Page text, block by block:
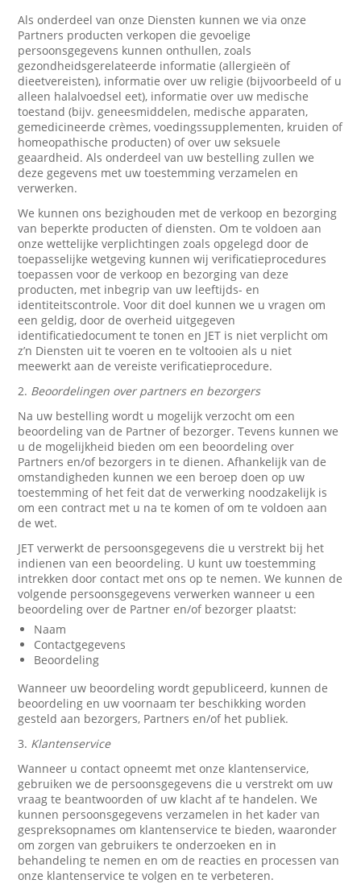
Als onderdeel van onze Diensten kunnen we via onze
Partners producten verkopen die gevoelige
persoonsgegevens kunnen onthullen, zoals
gezondheidsgerelateerde informatie (allergieën of
dieetvereisten), informatie over uw religie (bijvoorbeeld of u
alleen halalvoedsel eet), informatie over uw medische
toestand (bijv. geneesmiddelen, medische apparaten,
gemedicineerde crèmes, voedingssupplementen, kruiden of
homeopathische producten) of over uw seksuele
geaardheid. Als onderdeel van uw bestelling zullen we
deze gegevens met uw toestemming verzamelen en
verwerken.
We kunnen ons bezighouden met de verkoop en bezorging
van beperkte producten of diensten. Om te voldoen aan
onze wettelijke verplichtingen zoals opgelegd door de
toepasselijke wetgeving kunnen wij verificatieprocedures
toepassen voor de verkoop en bezorging van deze
producten, met inbegrip van uw leeftijds- en
identiteitscontrole. Voor dit doel kunnen we u vragen om
een geldig, door de overheid uitgegeven
identificatiedocument te tonen en JET is niet verplicht om
z’n Diensten uit te voeren en te voltooien als u niet
meewerkt aan de vereiste verificatieprocedure.
2. Beoordelingen over partners en bezorgers
Na uw bestelling wordt u mogelijk verzocht om een
beoordeling van de Partner of bezorger. Tevens kunnen we
u de mogelijkheid bieden om een beoordeling over
Partners en/of bezorgers in te dienen. Afhankelijk van de
omstandigheden kunnen we een beroep doen op uw
toestemming of het feit dat de verwerking noodzakelijk is
om een contract met u na te komen of om te voldoen aan
de wet.
JET verwerkt de persoonsgegevens die u verstrekt bij het
indienen van een beoordeling. U kunt uw toestemming
intrekken door contact met ons op te nemen. We kunnen de
volgende persoonsgegevens verwerken wanneer u een
beoordeling over de Partner en/of bezorger plaatst:
Naam
Contactgegevens
Beoordeling
Wanneer uw beoordeling wordt gepubliceerd, kunnen de
beoordeling en uw voornaam ter beschikking worden
gesteld aan bezorgers, Partners en/of het publiek.
3. Klantenservice
Wanneer u contact opneemt met onze klantenservice,
gebruiken we de persoonsgegevens die u verstrekt om uw
vraag te beantwoorden of uw klacht af te handelen. We
kunnen persoonsgegevens verzamelen in het kader van
gespreksopnames om klantenservice te bieden, waaronder
om zorgen van gebruikers te onderzoeken en in
behandeling te nemen en om de reacties en processen van
onze klantenservice te volgen en te verbeteren.